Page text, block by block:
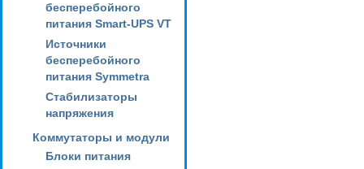
бесперебойного
питания Smart-UPS VT
Источники
бесперебойного
питания Symmetra
Стабилизаторы
напряжения
Коммутаторы и модули
Блоки питания